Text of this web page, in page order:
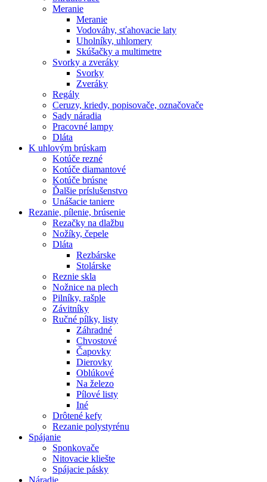
Meranie
Meranie
Vodováhy, sťahovacie laty
Uholníky, uhlomery
Skúšačky a multimetre
Svorky a zveráky
Svorky
Zveráky
Regály
Ceruzy, kriedy, popisovače, označovače
Sady náradia
Pracovné lampy
Dláta
K uhlovým brúskam
Kotúče rezné
Kotúče diamantové
Kotúče brúsne
Ďalšie príslušenstvo
Unášacie taniere
Rezanie, pílenie, brúsenie
Rezačky na dlažbu
Nožíky, čepele
Dláta
Rezbárske
Stolárske
Reznie skla
Nožnice na plech
Pilníky, rašple
Závitníky
Ručné pílky, listy
Záhradné
Chvostové
Čapovky
Dierovky
Oblúkové
Na železo
Pílové listy
Iné
Drôtené kefy
Rezanie polystyrénu
Spájanie
Sponkovače
Nitovacie kliešte
Spájacie pásky
Náradie